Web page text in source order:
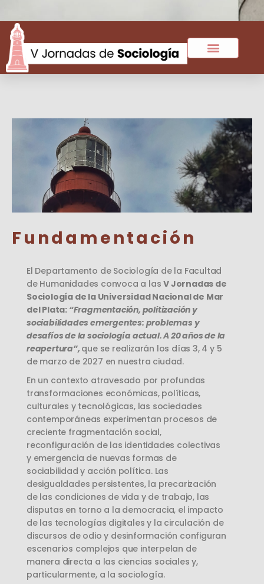
Fundamentación
El Departamento de Sociología de la Facultad
de Humanidades convoca a lasV Jornadas de
Sociología de la Universidad Nacional de Mar
del Plata: “Fragmentación, politización y
sociabilidades emergentes: problemas y
desafíos de la sociología actual. A 20 años de la
reapertura”, que se realizarán los días 3, 4 y 5
de marzo de 2027 en nuestra ciudad.
En un contexto atravesado por profundas
transformaciones económicas, políticas,
culturales y tecnológicas, las sociedades
contemporáneas experimentan procesos de
creciente fragmentación social,
reconfiguración de las identidades colectivas
y emergencia de nuevas formas de
sociabilidad y acción política. Las
desigualdades persistentes, la precarización
de las condiciones de vida y de trabajo, las
disputas en torno a la democracia, el impacto
de las tecnologías digitales y la circulación de
discursos de odio y desinformación configuran
escenarios complejos que interpelan de
manera directa a las ciencias sociales y,
particularmente, a la sociología.